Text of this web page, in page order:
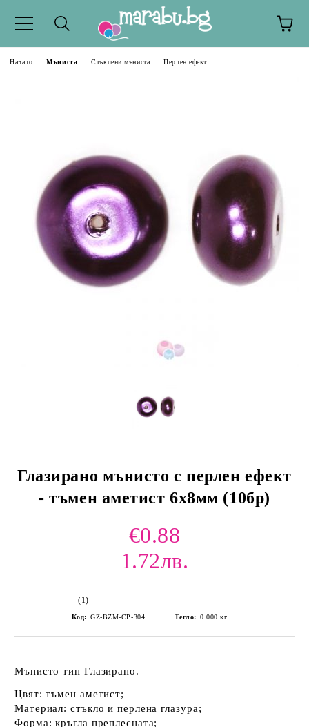
Начало Мъниста Стъклени мъниста Перлен ефект
Глазирано мънисто с перлен ефект
- тъмен аметист 6х8мм (10бр)
€0.88
1.72лв.
(1)
Код: GZ-BZM-CP-304 Тегло: 0.000 кг
Мънисто тип Глазирано.
Цвят: тъмен аметист;
Материал: стъкло и перлена глазура;
Форма: кръгла преплесната;